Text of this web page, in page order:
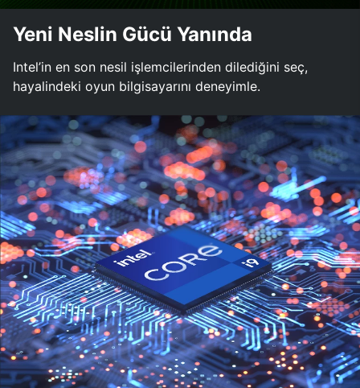
Yeni Neslin Gücü Yanında
Intel’in en son nesil işlemcilerinden dilediğini seç,
hayalindeki oyun bilgisayarını deneyimle.